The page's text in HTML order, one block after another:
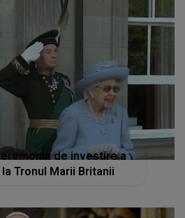
de investire a
Tronul Marii Britanii